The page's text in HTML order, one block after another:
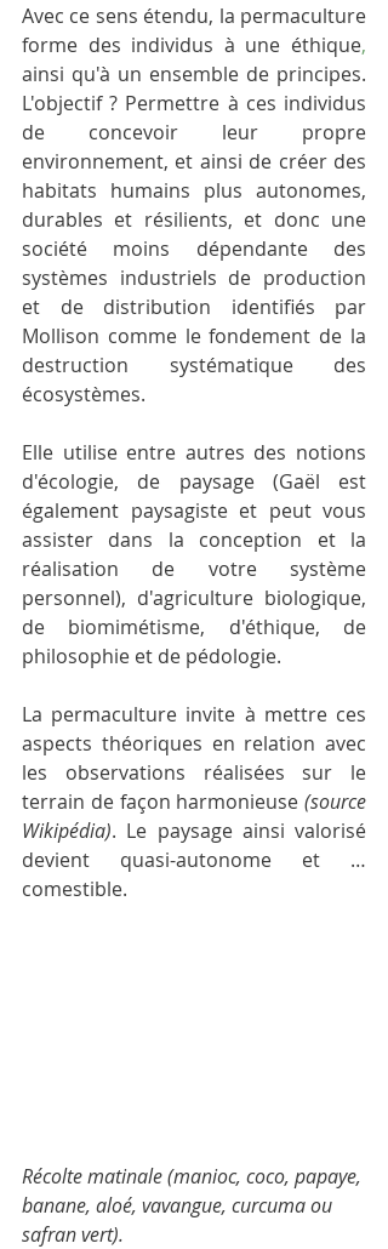
Avec ce sens étendu, la permaculture
forme des individus à une éthique,
ainsi qu'à un ensemble de principes.
L'objectif ? Permettre à ces individus
de concevoir leur propre
environnement, et ainsi de créer des
habitats humains plus autonomes,
durables et résilients, et donc une
société moins dépendante des
systèmes industriels de production
et de distribution identifiés par
Mollison comme le fondement de la
destruction systématique des
écosystèmes.
Elle utilise entre autres des notions
d'écologie, de paysage (Gaël est
également paysagiste et peut vous
assister dans la conception et la
réalisation de votre système
personnel), d'agriculture biologique,
de biomimétisme, d'éthique, de
philosophie et de pédologie.
La permaculture invite à mettre ces
aspects théoriques en relation avec
les observations réalisées sur le
terrain de façon harmonieuse (source
Wikipédia). Le paysage ainsi valorisé
devient quasi-autonome et …
comestible.
Récolte matinale (manioc, coco, papaye,
banane, aloé, vavangue, curcuma ou
safran vert).